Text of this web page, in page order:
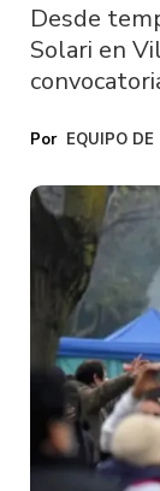
Desde
Solari en
EQUIPO